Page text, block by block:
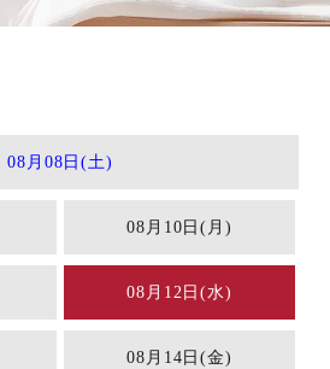
08月08日(土)
08月10日(月)
08月12日(水)
08月14日(金)